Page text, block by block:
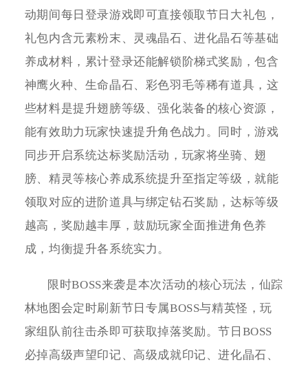
动期间每日登录游戏即可直接领取节日大礼包，
礼包内含元素粉末、灵魂晶石、进化晶石等基础
养成材料，累计登录还能解锁阶梯式奖励，包含
神鹰火种、生命晶石、彩色羽毛等稀有道具，这
些材料是提升翅膀等级、强化装备的核心资源，
能有效助力玩家快速提升角色战力。同时，游戏
同步开启系统达标奖励活动，玩家将坐骑、翅
膀、精灵等核心养成系统提升至指定等级，就能
领取对应的进阶道具与绑定钻石奖励，达标等级
越高，奖励越丰厚，鼓励玩家全面推进角色养
成，均衡提升各系统实力。
限时BOSS来袭是本次活动的核心玩法，仙踪
林地图会定时刷新节日专属BOSS与精英怪，玩
家组队前往击杀即可获取掉落奖励。节日BOSS
必掉高级声望印记、高级成就印记、进化晶石、